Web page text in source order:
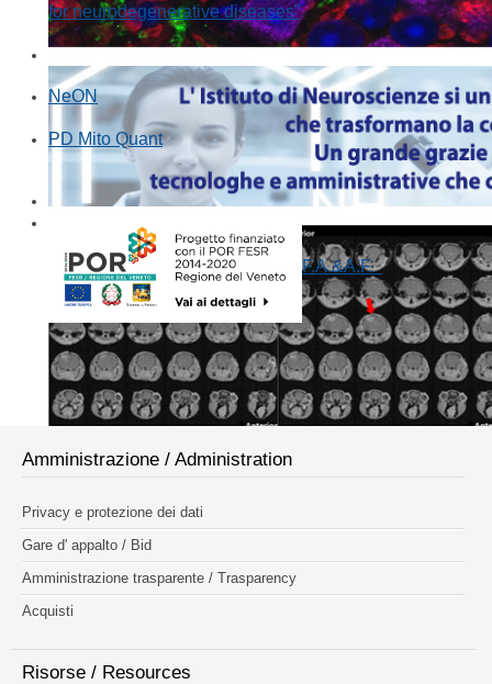
for neurodegenerative diseases”
NeON
PD Mito Quant
F.A.&A.F.
Amministrazione / Administration
Privacy e protezione dei dati
Gare d' appalto / Bid
Amministrazione trasparente / Trasparency
Acquisti
Risorse / Resources